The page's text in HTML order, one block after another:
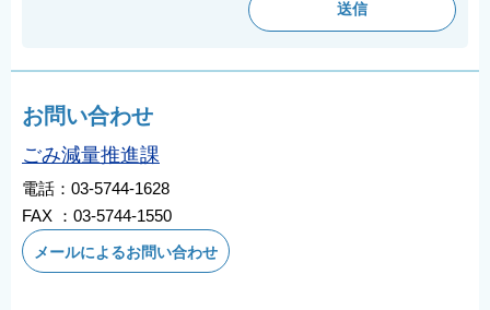
お問い合わせ
ごみ減量推進課
電話：03-5744-1628
FAX ：03-5744-1550
メールによるお問い合わせ